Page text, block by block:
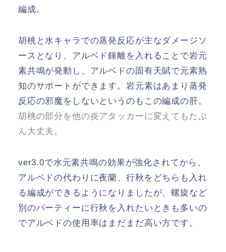
編成。
胡桃と水キャラでの蒸発反応が主なダメージソ
ースとなり、アルベド鍾離を入れることで岩元
素共鳴が発動し、アルベドの固有天賦で元素熟
知のサポートができます。岩元素はあまり蒸発
反応の邪魔をしないというのもこの編成の肝。
胡桃の部分を他の炎アタッカーに変えてもたぶ
ん大丈夫。
ver3.0で水元素共鳴の効果が強化されてから、
アルベドの代わりに夜蘭、行秋をどちらも入れ
る編成ができるようになりましたが、螺旋など
別のパーティーに行秋を入れたいときも多いの
でアルベドの使用率はまだまだ高い方です。